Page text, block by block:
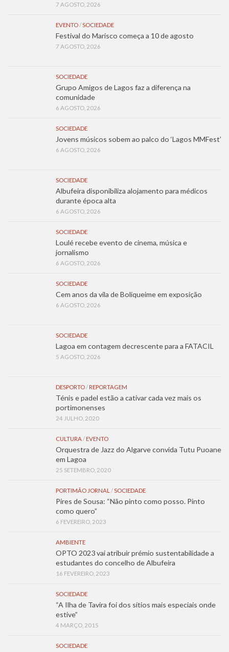
7 AGOSTO, 2026
EVENTO/SOCIEDADE
Festival do Marisco começa a 10 de agosto
7 AGOSTO, 2026
SOCIEDADE
Grupo Amigos de Lagos faz a diferença na
comunidade
6 AGOSTO, 2026
SOCIEDADE
Jovens músicos sobem ao palco do ‘Lagos MMFest’
6 AGOSTO, 2026
SOCIEDADE
Albufeira disponibiliza alojamento para médicos
durante época alta
6 AGOSTO, 2026
SOCIEDADE
Loulé recebe evento de cinema, música e
jornalismo
6 AGOSTO, 2026
SOCIEDADE
Cem anos da vila de Boliqueime em exposição
6 AGOSTO, 2026
SOCIEDADE
Lagoa em contagem decrescente para a FATACIL
5 AGOSTO, 2026
DESPORTO/ REPORTAGEM
Ténis e padel estão a cativar cada vez mais os
portimonenses
24 JULHO, 2020
CULTURA/ EVENTO
Orquestra de Jazz do Algarve convida Tutu Puoane
em Lagoa
25 SETEMBRO, 2020
PORTIMÃO JORNAL /SOCIEDADE
Pires de Sousa: “Não pinto como posso. Pinto
como quero”
6 FEVEREIRO, 2023
AMBIENTE
OPTO 2023 vai atribuir prémio sustentabilidade a
estudantes do concelho de Albufeira
16 FEVEREIRO, 2023
SOCIEDADE
“A Ilha de Tavira foi dos sítios mais especiais onde
estive”
4 MARÇO, 2015
SOCIEDADE